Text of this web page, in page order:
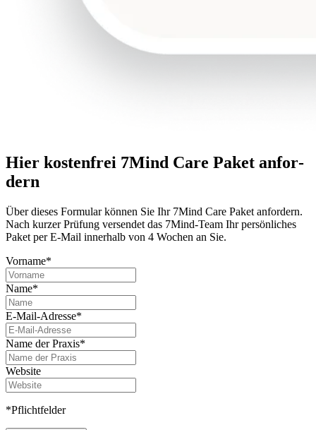
Hier kostenfrei 7Mind Care Paket anfor­
dern
Über dieses For­mu­lar können Sie Ihr 7Mind Care Paket anfor­dern.
Nach kurzer Prü­fung versendet das 7Mind-Team Ihr per­sön­li­ches
Paket per E-Mail innerhalb von 4 Wochen an Sie.
Vorname*
Name*
E-Mail-Adresse*
Name der Praxis*
Website
*Pflichtfelder